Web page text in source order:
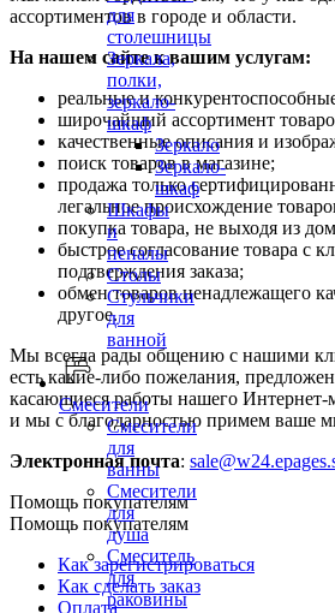
для
столешницы
Зеркала,
полки,
зеркало-
шкаф
Зеркало
Зеркало-
шкаф
Шкафы
и
пеналы
Столы
Стульчики
для
ванной
Смесители
Смесители
для
ванны
Смесители
для
душа
Смеситель
для
раковины
ассортиментов в городе и области.
На нашем сайте к вашим услугам:
реальные и
широчайший ассортимент
качественные описания и
поиск товаров в магазине;
продажа только
легальное происхождение
покупка товара, не выходя из
быстрое согласование товара с
подтверждения заказа;
обмен товаров ненадлежащего
другое.
Мы всегда рады общению с нашими
есть какие-либо пожелания,
касающиеся работы нашего Интернет-
и мы с благодарностью примем ваше
Электронная почта:
Помощь покупателям
Помощь покупателям
Как зарегистрироваться
Как сделать заказ
Оплата